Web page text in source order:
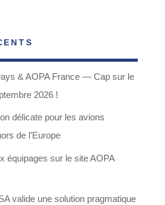
:
& AOPA France — Cap sur le
2026 !
délicate pour les avions
de l’Europe
équipages sur le site AOPA
valide une solution pragmatique